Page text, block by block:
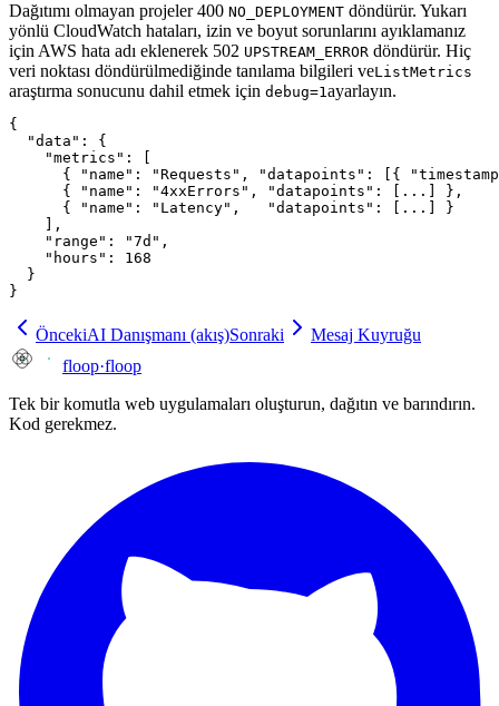
Dağıtımı olmayan projeler 400 NO_DEPLOYMENT döndürür. Yukarı
yönlü CloudWatch hataları, izin ve boyut sorunlarını ayıklamanız
için AWS hata adı eklenerek 502 UPSTREAM_ERROR döndürür. Hiç
veri noktası döndürülmediğinde tanılama bilgileri veListMetrics
araştırma sonucunu dahil etmek için debug=1ayarlayın.
{
  "data": {
    "metrics": [
{ "name": "Requests", "datapoints": [{
      { "name": "4xxErrors", "datapoints": [...] },
      { "name": "Latency",   "datapoints": [...] }
    ],
    "range": "7d",
    "hours": 168
  }
}
ÖncekiAI Danışmanı (akış)Sonraki
Mesaj Kuyruğu
floop·floop
Tek bir komutla web uygulamaları oluşturun, dağıtın ve barındırın.
Kod gerekmez.